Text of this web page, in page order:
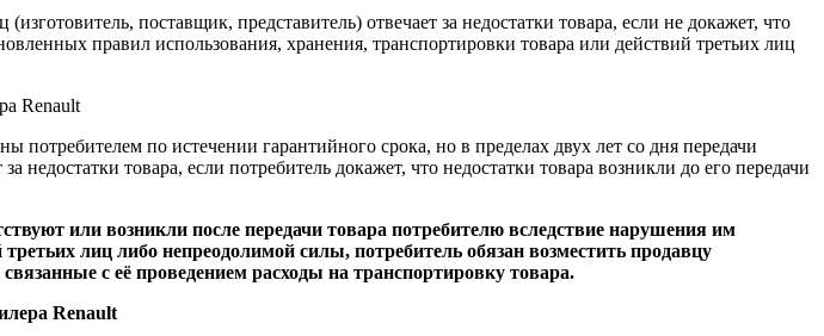
поставщик, представитель) отвечает за недостатки товара, если не докажет, что
правил использования, хранения, транспортировки товара или действий третьих лиц
потребителем по истечении гарантийного срока, но в пределах двух лет со дня передачи
товара, если потребитель докажет, что недостатки товара возникли до его передачи
или возникли после передачи товара потребителю вследствие нарушения им
лиц либо непреодолимой силы, потребитель обязан возместить продавцу
с её проведением расходы на транспортировку товара.